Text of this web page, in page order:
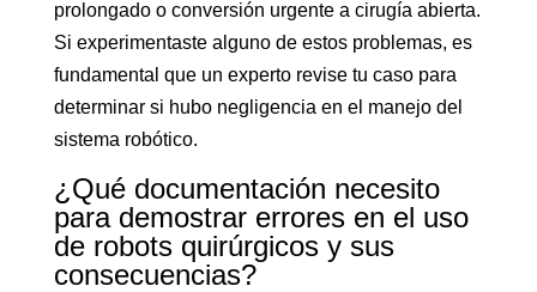
prolongado o conversión urgente a cirugía abierta.
Si experimentaste alguno de estos problemas, es
fundamental que un experto revise tu caso para
determinar si hubo negligencia en el manejo del
sistema robótico.
¿Qué documentación necesito
para demostrar errores en el uso
de robots quirúrgicos y sus
consecuencias?